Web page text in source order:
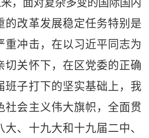
，面对复杂多变的国际国内
的改革发展稳定任务特别是
重冲击，在以习近平同志为
切关怀下，在区党委的正确
子打下的坚实基础上， 我
社会主义伟大旗帜，全面贯
、十九大和十九届二中、